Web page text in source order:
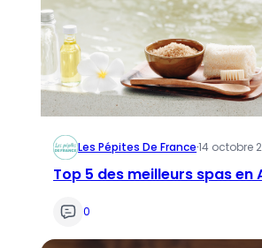
Les Pépites De France·14 octobre
Top 5 des meilleurs spas en
0